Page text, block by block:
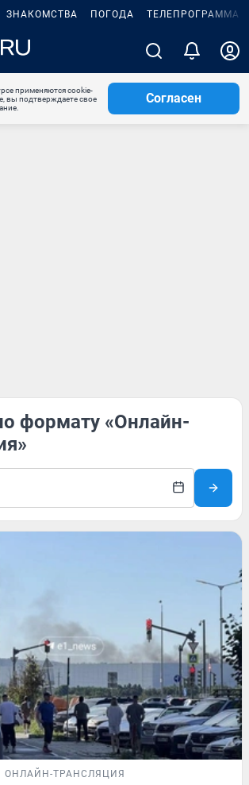
ЗНАКОМСТВА ПОГОДА ТЕЛЕПРОГРАММА
применяются cookie-
вы подтверждаете свое
Согласен
формату «Онлайн-
ОНЛАЙН-ТРАНСЛЯЦИЯ